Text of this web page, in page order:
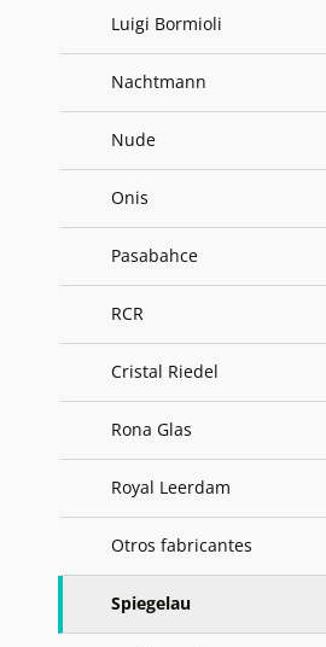
Luigi Bormioli
Nachtmann
Nude
Onis
Pasabahce
RCR
Cristal Riedel
Rona Glas
Royal Leerdam
Otros fabricantes
Spiegelau